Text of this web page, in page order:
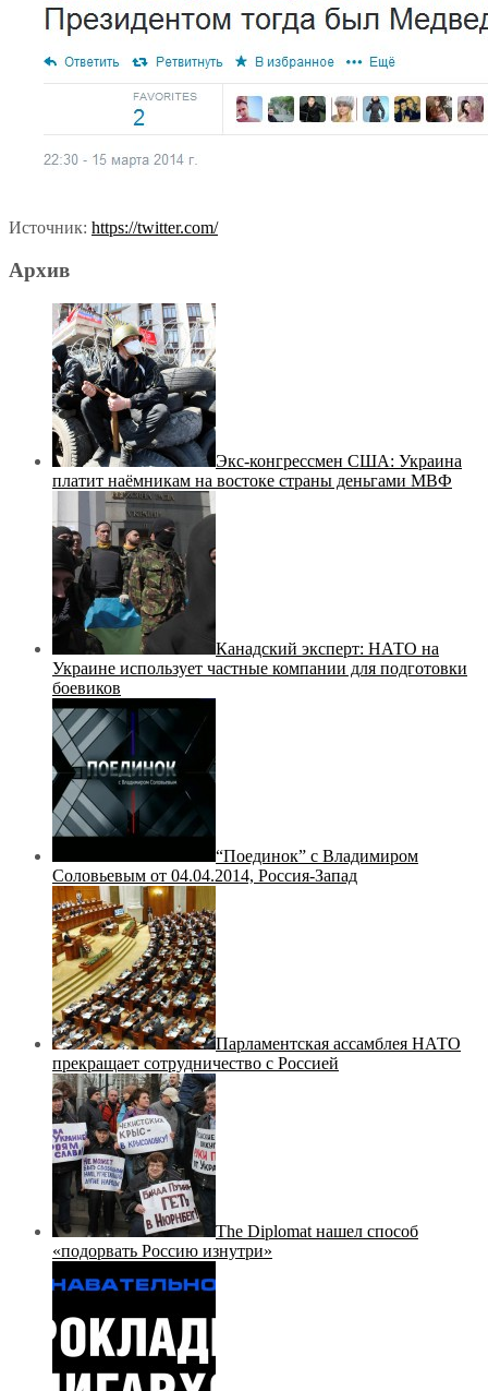
Источник: https://twitter.com/
Архив
Экс-конгрессмен США: Украина
платит наёмникам на востоке страны деньгами МВФ
Канадский эксперт: НАТО на
Украине использует частные компании для подготовки
боевиков
“Поединок” с Владимиром
Соловьевым от 04.04.2014, Россия-Запад
Парламентская ассамблея НАТО
прекращает сотрудничество с Россией
The Diplomat нашел способ
«подорвать Россию изнутри»